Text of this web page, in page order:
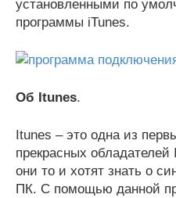
установленными по
программы iTunes.
Об Itunes.
Itunes – это одна из
прекрасных
они то и хотят знать о
ПК. С помощью данной